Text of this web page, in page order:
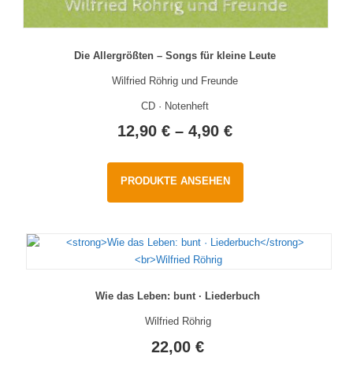
Die Allergrößten – Songs für kleine Leute
Wilfried Röhrig und Freunde
CD · Notenheft
12,90€ –4,90€
PRODUKTE ANSEHEN
Wie das Leben: bunt · Liederbuch
Wilfried Röhrig
22,00€